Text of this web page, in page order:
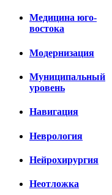
Медицина юго-
востока
Модернизация
Муниципальный
уровень
Навигация
Неврология
Нейрохирургия
Неотложка